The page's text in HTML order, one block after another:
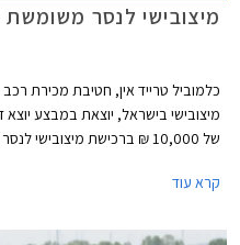
מיצובישי לנסר משומשת
כלמוביל טרייד אין, חטיבת מכירת
מיצובישי בישראל, יוצאת במבצע
מחירון לוי יצחק העדכני ביום הרכישה.
קרא עוד